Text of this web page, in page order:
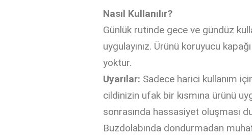
Nasıl Kullanılır?
Günlük rutinde gece ve gündüz
uygulayınız. Ürünü koruyucu
yoktur.
Uyarılar: Sadece harici kullanım
cildinizin ufak bir kısmına ürünü
sonrasında hassasiyet oluşması
Buzdolabında dondurmadan